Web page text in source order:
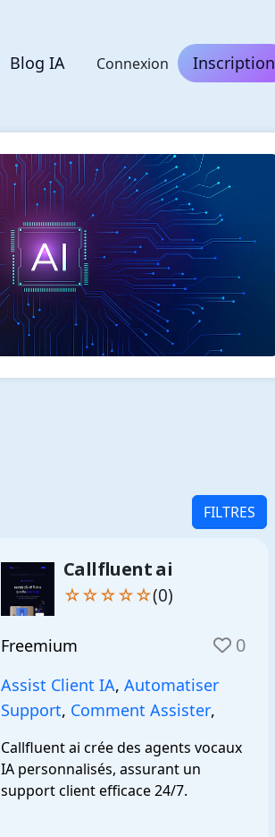
Blog IA Connexion Inscription
FILTRES
Callfluent ai
☆☆☆☆☆(0)
Freemium 0
Assist Client IA, Automatiser
Support, Comment Assister,
Callfluent ai crée des agents vocaux
IA personnalisés, assurant un
support client efficace 24/7.